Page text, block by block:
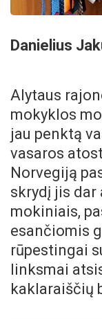
Danielius
Alytaus
mokyklos
jau penktą
vasaros
Norvegiją
skrydį jis dar
mokiniais,
esančiomis
rūpestingai
linksmai
kaklaraiščių